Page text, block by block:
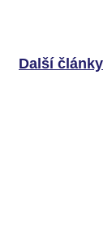
Další články